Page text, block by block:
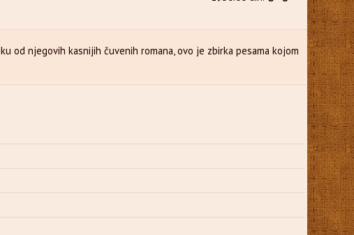
od njegovih kasnijih čuvenih romana, ovo je zbirka pesama kojom